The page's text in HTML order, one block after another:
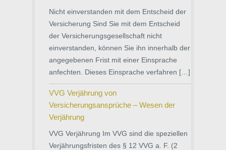
Nicht einverstanden mit dem Entscheid der
Versicherung Sind Sie mit dem Entscheid
der Versicherungsgesellschaft nicht
einverstanden, können Sie ihn innerhalb der
angegebenen Frist mit einer Einsprache
anfechten. Dieses Einsprache verfahren […]
VVG Verjährung von
Versicherungsansprüche – Wesen der
Verjährung
VVG Verjährung Im VVG sind die speziellen
Verjährungsfristen des § 12 VVG a. F. (2